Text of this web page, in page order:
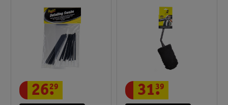
26.
29 31.
39